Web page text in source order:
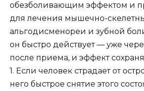
обезболивающим эффектом и
для лечения мышечно-
альгодисменореи и зубной
он быстро действует — уже
после приема, и эффект
1. Если человек страдает от
него быстрое снятие этого